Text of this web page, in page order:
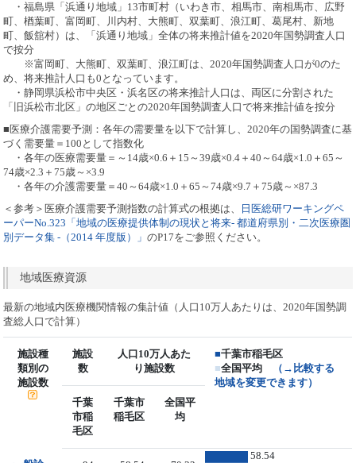
・福島県「浜通り地域」13市町村（いわき市、相馬市、南相馬市、広野
町、楢葉町、富岡町、川内村、大熊町、双葉町、浪江町、葛尾村、新地
町、飯舘村）は、「浜通り地域」全体の将来推計値を2020年国勢調査人口
で按分
※富岡町、大熊町、双葉町、浪江町は、2020年国勢調査人口が0のた
め、将来推計人口も0となっています。
・静岡県浜松市中央区・浜名区の将来推計人口は、両区に分割された
「旧浜松市北区」の地区ごとの2020年国勢調査人口で将来推計値を按分
■医療介護需要予測：各年の需要量を以下で計算し、2020年の国勢調査に基
づく需要量＝100として指数化
・各年の医療需要量＝～14歳×0.6＋15～39歳×0.4＋40～64歳×1.0＋65～
74歳×2.3＋75歳～×3.9
・各年の介護需要量＝40～64歳×1.0＋65～74歳×9.7＋75歳～×87.3
＜参考＞医療介護需要予測指数の計算式の根拠は、
日医総研ワーキングペ
ーパーNo.323「地域の医療提供体制の現状と将来- 都道府県別・二次医療圏
別データ集 -（2014 年度版）」のP17をご参照ください。
地域医療資源
最新の地域内医療機関情報の集計値（人口10万人あたりは、2020年国勢調
査総人口で計算）
施設種
類別の
施設数
施設
数
人口10万人あた
り施設数
■千葉市稲毛区
■全国平均
（→比較する
地域を変更できます）
千葉
市稲
毛区
千葉市
稲毛区
全国平
均
58.54